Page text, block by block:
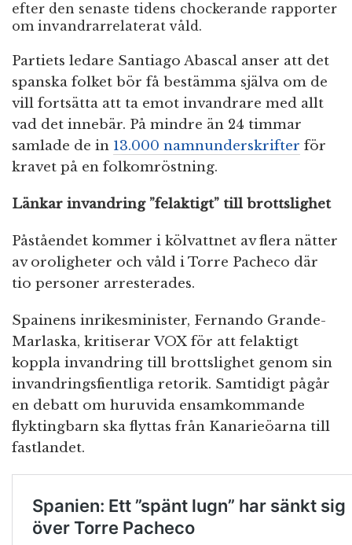
efter den senaste tidens chockerande rapporter
om invandrarrelaterat våld.
Partiets ledare Santiago Abascal anser att det
spanska folket bör få bestämma själva om de
vill fortsätta att ta emot invandrare med allt
vad det innebär. På mindre än 24 timmar
samlade de in 13.000 namnunderskrifter för
kravet på en folkomröstning.
Länkar invandring ”felaktigt” till brottslighet
Påståendet kommer i kölvattnet av flera nätter
av oroligheter och våld i Torre Pacheco där
tio personer arresterades.
Spainens inrikesminister, Fernando Grande-
Marlaska, kritiserar VOX för att felaktigt
koppla invandring till brottslighet genom sin
invandringsfientliga retorik. Samtidigt pågår
en debatt om huruvida ensamkommande
flyktingbarn ska flyttas från Kanarieöarna till
fastlandet.